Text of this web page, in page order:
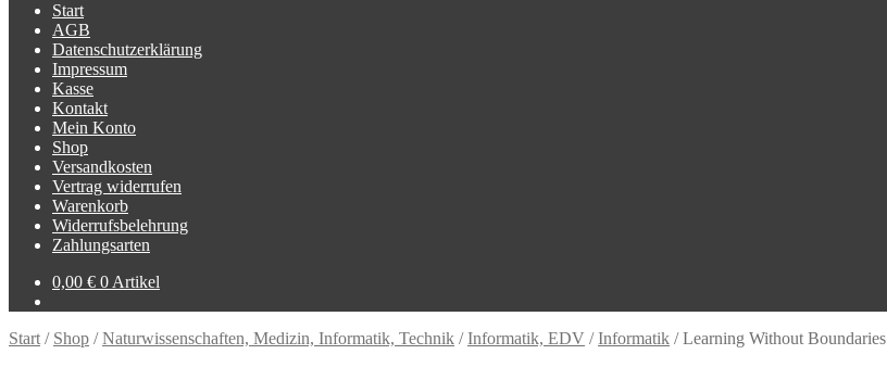
Start
AGB
Datenschutzerklärung
Impressum
Kasse
Kontakt
Mein Konto
Shop
Versandkosten
Vertrag widerrufen
Warenkorb
Widerrufsbelehrung
Zahlungsarten
0,00 € 0 Artikel
Start / Shop /Naturwissenschaften, Medizin, Informatik, Technik /Informatik, EDV /Informatik /Learning Without Boundaries